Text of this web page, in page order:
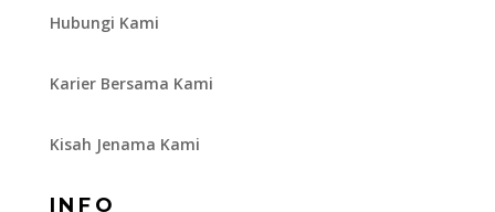
Hubungi Kami
Karier Bersama Kami
Kisah Jenama Kami
INFO